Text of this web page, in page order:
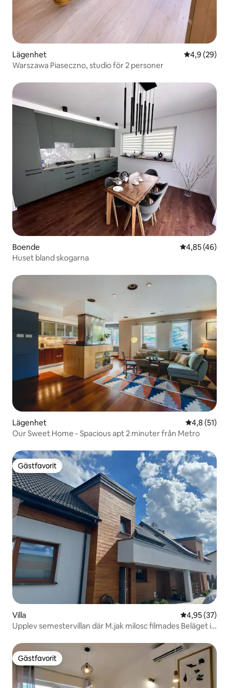
Lägenhet 4,9 av 5 i
4,9 (29)
Warszawa Piaseczno, studio för 2 personer
Boende 4,85 av 5 i
4,85 (46)
Huset bland skogarna
Lägenhet 4,8 av 5 i
4,8 (51)
Our Sweet Home - Spacious apt 2 minuter från Metro
Gästfavorit
Gästfavorit
Villa 4,95 av 5 i
4,95 (37)
Upplev semestervillan där M.jak milosc filmades Beläget i
Gästfavorit
Gästfavorit